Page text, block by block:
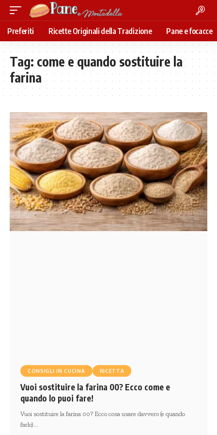
Preferiti Ricette Originali della Tradizione Pane e focacce
Tag: come e quando sostituire la
farina
CONSIGLI IN CUCINA RICETTA
Vuoi sostituire la farina 00? Ecco come e
quando lo puoi fare!
Vuoi sostituire la farina 00? Ecco cosa usare davvero (e quando
farlo)…